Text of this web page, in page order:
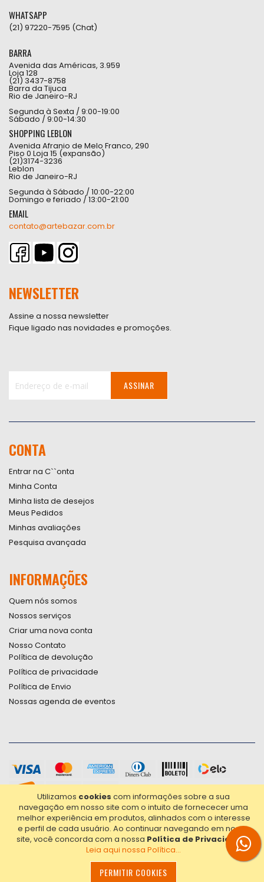
Utilizamos cookies com informações sobre a sua
navegação em nosso site com o intuito de fornececer uma
melhor experiência em produtos, alinhados com o interesse
e perfil de cada usuário. Ao continuar navegando em nosso
site, você concorda com a nossa Política de Privacidade.
Leia aqui nossa Política...
PERMITIR COOKIES
WHATSAPP
(21) 97220-7595 (Chat)
BARRA
Avenida das Américas, 3.959
Loja 128
(21) 3437-8758
Barra da Tijuca
Rio de Janeiro-RJ
Segunda à Sexta / 9:00-19:00
Sábado / 9:00-14:30
SHOPPING LEBLON
Avenida Afranio de Melo Franco, 290
Piso 0 Loja 15 (expansão)
(21)3174-3236
Leblon
Rio de Janeiro-RJ
Segunda à Sábado / 10:00-22:00
Domingo e feriado / 13:00-21:00
EMAIL
contato@artebazar.com.br
NEWSLETTER
Assine a nossa newsletter
Fique ligado nas novidades e promoções.
Newsletter:
ASSINAR
CONTA
Entrar na C``onta
Minha Conta
Minha lista de desejos
Meus Pedidos
Minhas avaliações
Pesquisa avançada
INFORMAÇÕES
Quem nós somos
Nossos serviços
Criar uma nova conta
Nosso Contato
Política de devolução
Política de privacidade
Política de Envio
Nossas agenda de eventos
2021© Copyright Poligrafica Bazar Ltda- CNPJ 42.500.090/0001-
20 - Todos os direitos reservados.